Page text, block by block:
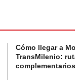
Cómo llegar a
TransMilenio:
complementarios